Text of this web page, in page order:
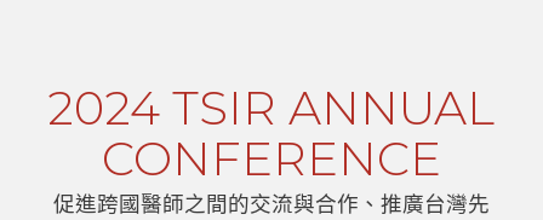
2024 TSIR ANNUAL
CONFERENCE
促進跨國醫師之間的交流與合作、推廣台灣先